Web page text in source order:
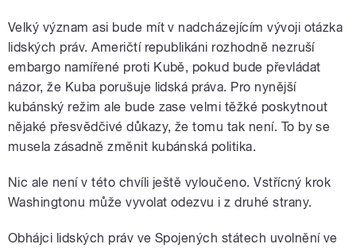
Velký význam asi bude mít v nadcházejícím vývoji otázka
lidských práv. Američtí republikáni rozhodně nezruší
embargo namířené proti Kubě, pokud bude převládat
názor, že Kuba porušuje lidská práva. Pro nynější
kubánský režim ale bude zase velmi těžké poskytnout
nějaké přesvědčivé důkazy, že tomu tak není. To by se
musela zásadně změnit kubánská politika.
Nic ale není v této chvíli ještě vyloučeno. Vstřícný krok
Washingtonu může vyvolat odezvu i z druhé strany.
Obhájci lidských práv ve Spojených státech uvolnění ve